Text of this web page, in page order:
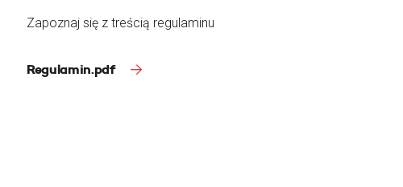
Zapoznaj się z treścią regulaminu
Regulamin.pdf